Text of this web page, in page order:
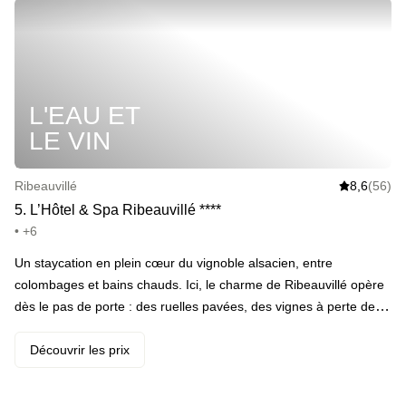
add-on) · Faire le coup des pétales de roses à son +1 (en add-
on) · Passer l’une des plus belles nuit de sa vie · Se faire réveiller
par l’un des meilleurs petits-déjeuners de la région, fait maison et
L'EAU ET
LE VIN
Ribeauvillé 8,6(56)
5. L’Hôtel & Spa Ribeauvillé ****
• +6
Un staycation en plein cœur du vignoble alsacien, entre
colombages et bains chauds. Ici, le charme de Ribeauvillé opère
dès le pas de porte : des ruelles pavées, des vignes à perte de
joue la carte du confort feutré avec une déco inspirée du terroir,
Découvrir les prix